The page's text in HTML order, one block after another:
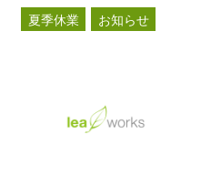
夏季休業 お知らせ